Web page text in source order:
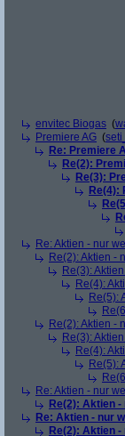
envitec Biogas (
Premiere AG (
Re: Premiere
Re(2):
Re(3):
Re(4):
Re: Aktien - nur
Re(2): Aktien -
Re(3):
Re(4):
Re(5):
Re(2): Aktien -
Re(3):
Re(4):
Re(5):
Re: Aktien - nur
Re(2): Aktien
Re: Aktien - nur
Re(2): Aktien